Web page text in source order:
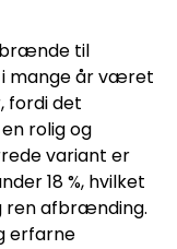
brænde til
i mange år været
fordi det
rolig og
variant er
18 %, hvilket
ren afbrænding.
erfarne